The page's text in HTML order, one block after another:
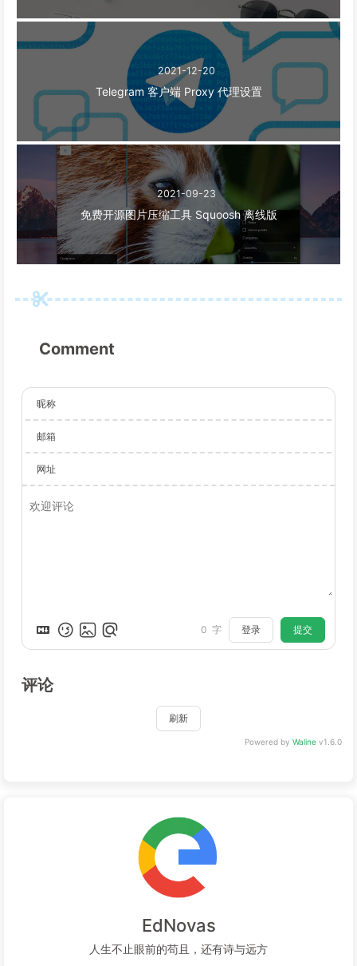
2021-12-20
Telegram 客户端 Proxy 代理设置
2021-09-23
免费开源图片压缩工具 Squoosh 离线版
Comment
昵称
邮箱
网址
0 字 登录 提交
评论
刷新
Powered by Waline v1.6.0
EdNovas
人生不止眼前的苟且，还有诗与远方